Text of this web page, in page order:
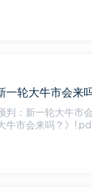
轮大牛市会来
：新一轮大牛市会
》!.pdf [15.73M] 网盘下